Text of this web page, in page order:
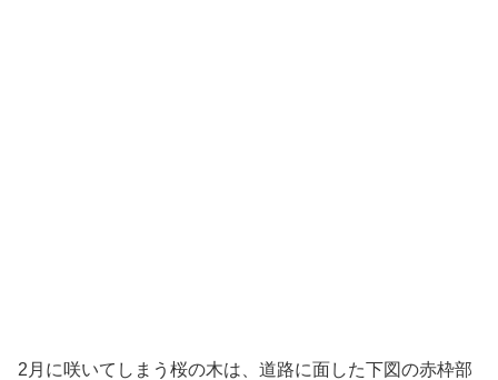
2月に咲いてしまう桜の木は、道路に面した下図の赤枠部